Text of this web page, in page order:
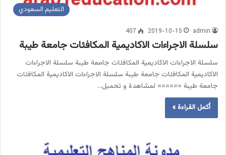
التعليم السعودي
admin
2019-10-15
407
سلسلة الاجراءات الاكاديمية المكافئات جامعة طيبة
سلسلة الاجراءات الاكاديمية المكافئات جامعة طيبة سلسلة الاجراءات
الاكاديمية المكافئات جامعة طيبة سلسلة الاجراءات الاكاديمية المكافئات
جامعة طيبة ====== لمشاهدة و تحميل…
أكمل القراءة »